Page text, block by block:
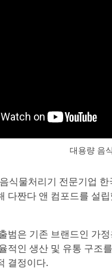
대용량 음
식물처리기 전문기업
다짠다 앤 컴포드를 설
은 기존 브랜드인 가정
적인 생산 및 유통 구조
결정이다.